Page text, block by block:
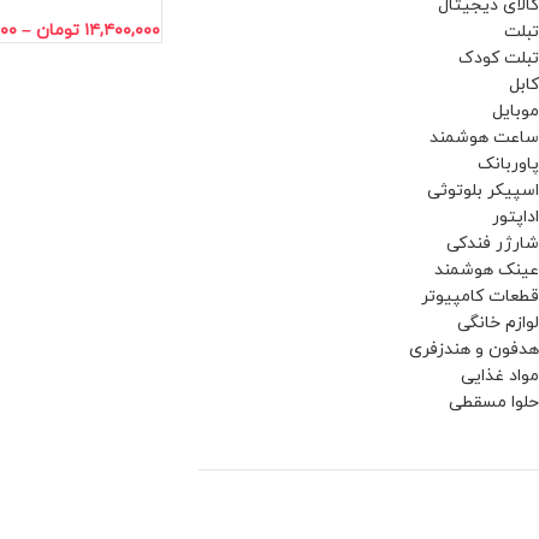
کالای دیجیتال
تبلت
تبلت کودک
کابل
موبایل
ساعت هوشمند
پاوربانک
اسپیکر بلوتوثی
اداپتور
شارژر فندکی
عینک هوشمند
قطعات کامپیوتر
لوازم خانگی
هدفون و هندزفری
مواد غذایی
حلوا مسقطی
۱۴,۴۰۰,۰۰۰ تومان –